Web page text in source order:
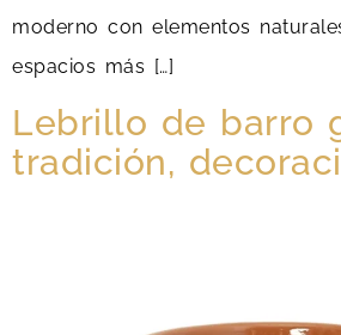
moderno con elementos
espacios más […]
Lebrillo de barro
tradición,